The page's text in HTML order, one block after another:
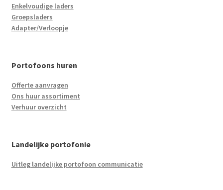
Enkelvoudige laders
Groepsladers
Adapter/Verloopje
Portofoons huren
Offerte aanvragen
Ons huur assortiment
Verhuur overzicht
Landelijke portofonie
Uitleg landelijke portofoon communicatie